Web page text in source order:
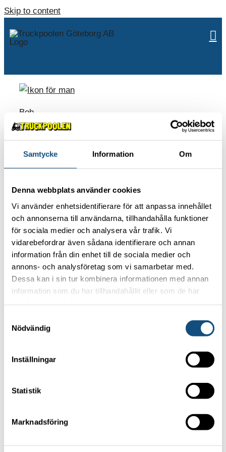
Samtycke Information Om
Denna webbplats använder cookies
Vi använder enhetsidentifierare för att anpassa innehållet
och annonserna till användarna, tillhandahålla funktioner
för sociala medier och analysera vår trafik. Vi
vidarebefordrar även sådana identifierare och annan
information från din enhet till de sociala medier och
annons- och analysföretag som vi samarbetar med.
Dessa kan i sin tur kombinera informationen med annan
information som du har tillhandahållit eller som de har
Nödvändig
Inställningar
Statistik
Marknadsföring
Skip to content
Bob
ABOUT US
Work with us
Privacy policy
OUR MOST POPULAR FORKLIFTS
Forklift 4-5 ton
Focus on your core business